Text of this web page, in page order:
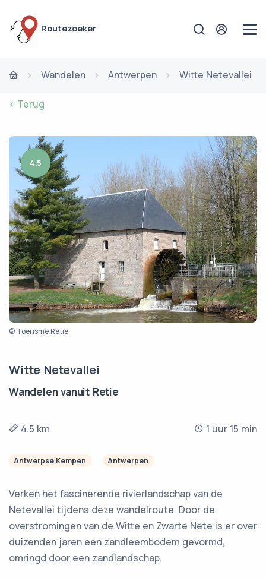
Routezoeker
Wandelen Antwerpen Witte Netevallei
< Terug
4.5
© Toerisme Retie
Witte Netevallei
Wandelen vanuit Retie
4.5 km 1 uur 15 min
Antwerpse Kempen Antwerpen
Verken het fascinerende rivierlandschap van de
Netevallei tijdens deze wandelroute. Door de
overstromingen van de Witte en Zwarte Nete is er over
duizenden jaren een zandleembodem gevormd,
omringd door een zandlandschap.